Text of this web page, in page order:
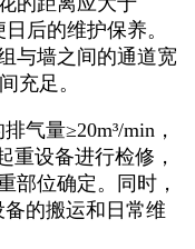
后的维护保养。
与墙之间的通道宽
充足。
气量≥20m³/min，
重设备进行检修，
部位确定。同时，
的搬运和日常维